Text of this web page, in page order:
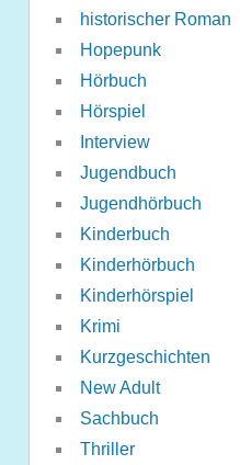
historischer Roman
Hopepunk
Hörbuch
Hörspiel
Interview
Jugendbuch
Jugendhörbuch
Kinderbuch
Kinderhörbuch
Kinderhörspiel
Krimi
Kurzgeschichten
New Adult
Sachbuch
Thriller